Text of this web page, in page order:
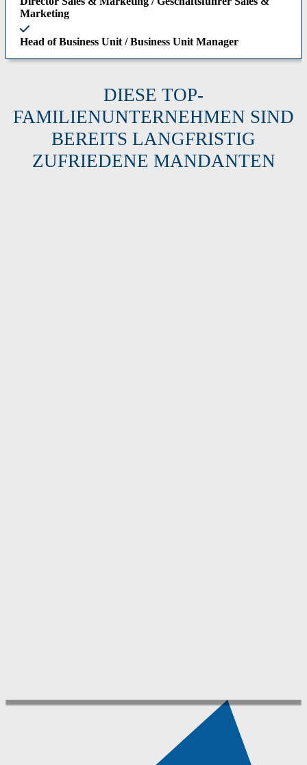
Marketing
Head of Business Unit / Business Unit Manager
DIESE TOP-
FAMILIENUNTERNEHMEN SIND
BEREITS LANGFRISTIG
ZUFRIEDENE MANDANTEN